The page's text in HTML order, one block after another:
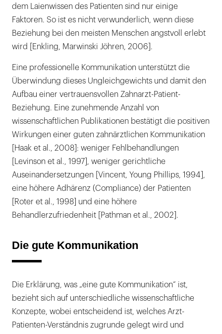
dem Laienwissen des Patienten sind nur einige
Faktoren. So ist es nicht verwunderlich, wenn diese
Beziehung bei den meisten Menschen angstvoll erlebt
wird [Enkling, Marwinski Jöhren, 2006].
Eine professionelle Kommunikation unterstützt die
Überwindung dieses Ungleichgewichts und damit den
Aufbau einer vertrauensvollen Zahnarzt-Patient-
Beziehung. Eine zunehmende Anzahl von
wissenschaftlichen Publikationen bestätigt die positiven
Wirkungen einer guten zahnärztlichen Kommunikation
[Haak et al., 2008]: weniger Fehlbehandlungen
[Levinson et al., 1997], weniger gerichtliche
Auseinandersetzungen [Vincent, Young Phillips, 1994],
eine höhere Adhärenz (Compliance) der Patienten
[Roter et al., 1998] und eine höhere
Behandlerzufriedenheit [Pathman et al., 2002].
Die gute Kommunikation
Die Erklärung, was „eine gute Kommunikation“ ist,
bezieht sich auf unterschiedliche wissenschaftliche
Konzepte, wobei entscheidend ist, welches Arzt-
Patienten-Verständnis zugrunde gelegt wird und